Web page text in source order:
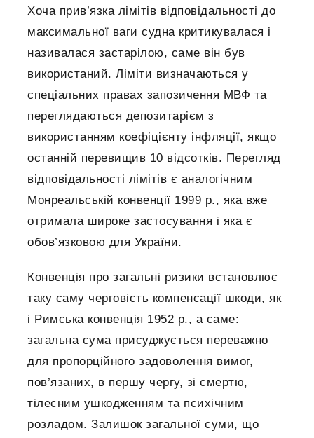
Хоча прив’язка лімітів відповідальності до
максимальної ваги судна критикувалася і
називалася застарілою, саме він був
використаний. Ліміти визначаються у
спеціальних правах запозичення МВФ та
переглядаються депозитарієм з
використанням коефіцієнту інфляції, якщо
останній перевищив 10 відсотків. Перегляд
відповідальності лімітів є аналогічним
Монреальській конвенції 1999 р., яка вже
отримала широке застосування і яка є
обов’язковою для України.
Конвенція про загальні ризики встановлює
таку саму черговість компенсації шкоди, як
і Римська конвенція 1952 р., а саме:
загальна сума присуджується переважно
для пропорційного задоволення вимог,
пов’язаних, в першу чергу, зі смертю,
тілесним ушкодженням та психічним
розладом. Залишок загальної суми, що